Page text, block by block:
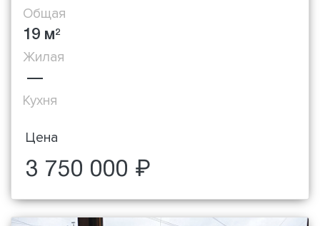
Общая
19 м2
Жилая
—
Кухня
Цена
3 750 000 ₽